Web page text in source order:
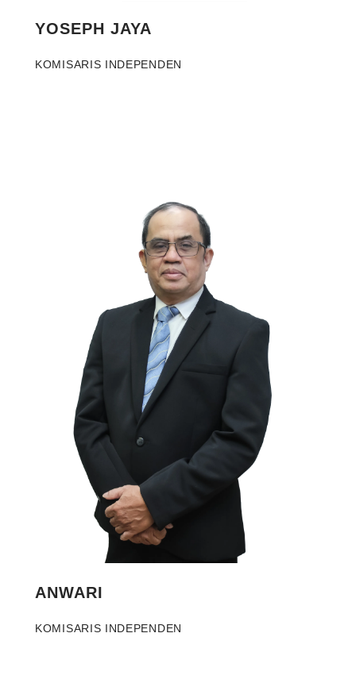
YOSEPH JAYA
KOMISARIS INDEPENDEN
ANWARI
KOMISARIS INDEPENDEN